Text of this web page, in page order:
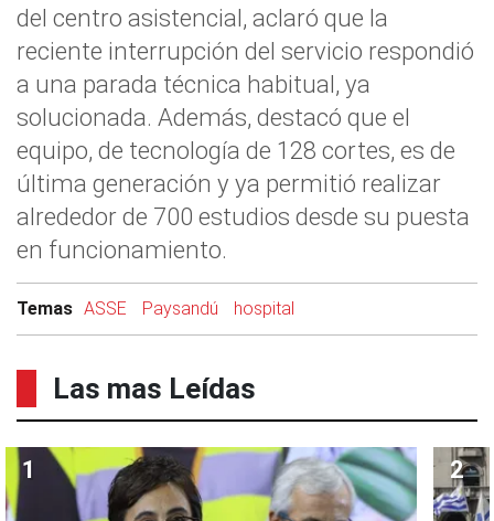
del centro asistencial, aclaró que la
reciente interrupción del servicio respondió
a una parada técnica habitual, ya
solucionada. Además, destacó que el
equipo, de tecnología de 128 cortes, es de
última generación y ya permitió realizar
alrededor de 700 estudios desde su puesta
en funcionamiento.
Temas ASSE Paysandú hospital
Las mas Leídas